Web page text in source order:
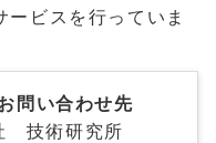
ビスを行っていま
問い合わせ先
技術研究所